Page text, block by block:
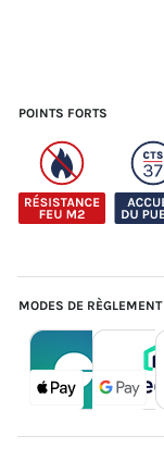
POINTS FORTS
MODES DE RÈGLEMENT